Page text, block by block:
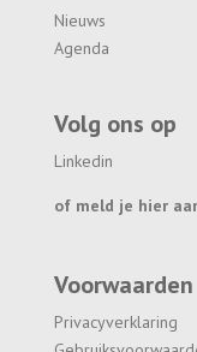
Nieuws
Agenda
Volg ons op
Linkedin
of meld je hier
Voorwaarden
Privacyverklaring